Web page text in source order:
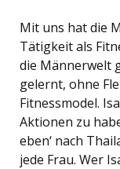
Mit uns hat die
Tätigkeit als
die Männerwelt
gelernt, ohne
Fitnessmodel.
Aktionen zu
eben‘ nach
jede Frau. Wer